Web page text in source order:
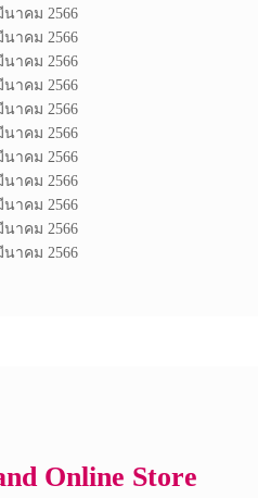
าคม 2566
าคม 2566
าคม 2566
าคม 2566
าคม 2566
าคม 2566
าคม 2566
าคม 2566
าคม 2566
าคม 2566
าคม 2566
Online Store